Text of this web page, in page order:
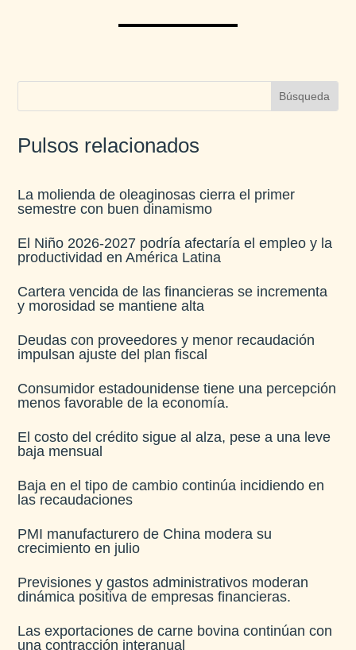
Pulsos relacionados
La molienda de oleaginosas cierra el primer
semestre con buen dinamismo​
El Niño 2026-2027 podría afectaría el empleo y la
productividad en América Latina​
Cartera vencida de las financieras se incrementa
y morosidad se mantiene alta​
Deudas con proveedores y menor recaudación
impulsan ajuste del plan fiscal​
Consumidor estadounidense tiene una percepción
menos favorable de la economía​.
El costo del crédito sigue al alza, pese a una leve
baja mensual​
Baja en el tipo de cambio continúa incidiendo en
las recaudaciones​
PMI manufacturero de China modera su
crecimiento en julio​
Previsiones y gastos administrativos moderan
dinámica positiva de empresas financieras​.
Las exportaciones de carne bovina continúan con
una contracción interanual